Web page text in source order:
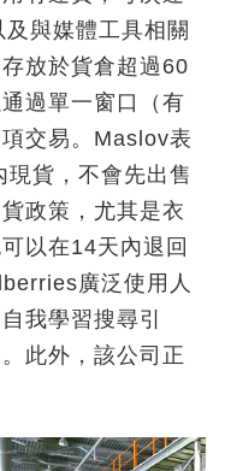
與媒體工具相關
放於貨倉超過60
過單一窗口（有
交易。Maslov表
貨，不會先出售
政策，尤其是衣
以在14天內退回
廣泛使用人
我學習搜尋引
此外，該公司正